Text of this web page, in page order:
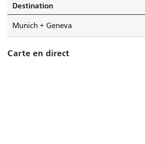
Destination
Munich + Geneva
Carte en direct